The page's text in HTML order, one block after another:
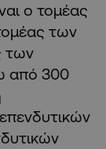
ο τομέας
των
των
από 300